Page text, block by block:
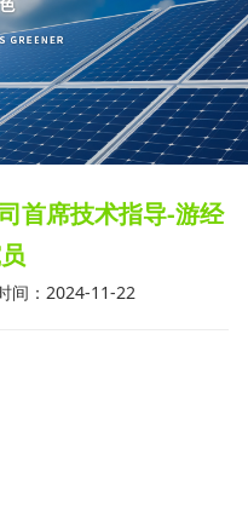
首席技术指导-游经
间：2024-11-22